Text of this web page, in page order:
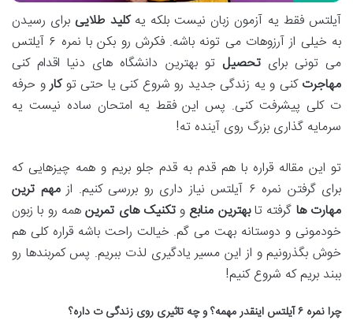
آیلتس فقط یه آزمون زبان نیست بلکه یهکلید طلایی برای رسیدن
به خیلی از آرزوهات می تونه باشه. فکرش رو بکن با نمره ۶ آیلتس
می تونی برایتحصیل تو بهترین دانشگاه های دنیا اقدام کنی
مهاجرتکنی و یه زندگی جدید رو شروع کنی یا حتی توکارو حرفه
ت کلی پیشرفت کنی. پس این فقط یه امتحان ساده نیست یه
سرمایه گذاری بزرگ روی آینده ته!
تو این مقاله قراره با هم قدم به قدم جلو بریم و همه چیزهایی که
برای گرفتن نمره ۶ آیلتس نیاز داری رو بررسی کنیم. از
مهم ترین
مهارت ها گرفته تابهترین منابع وتکنیک های تمرینهمه رو با زبون
خودمونی و دوستانه بهت می گم. خیالت راحت باشه قراره کلی هم
خوش بگذرونیم و از این مسیر یادگیری لذت ببریم. پس کمربندها رو
ببند بریم که شروع کنیم!
چرا نمره ۶ آیلتس اینقدر مهمه؟ و چه تاثیری روی زندگی ت داره؟